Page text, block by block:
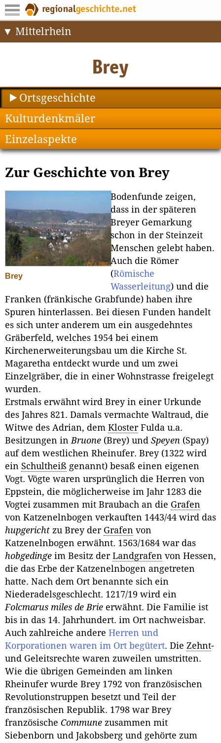
Mittelrhein
Ortsgeschichte
Kulturdenkmäler
Einzelaspekte
Zur Geschichte von Brey
Brey
Bodenfunde zeigen,
dass in der späteren
Breyer Gemarkung
schon in der Steinzeit
Menschen gelebt haben.
Auch die Römer
(Römische
Wasserleitung) und die
Franken (fränkische Grabfunde) haben ihre
Spuren hinterlassen. Bei diesen Funden handelt
es sich unter anderem um ein ausgedehntes
Gräberfeld, welches 1954 bei einem
Kirchenerweiterungsbau um die Kirche St.
Magaretha entdeckt wurde und um zwei
Einzelgräber, die in einer Wohnstrasse freigelegt
wurden.
Erstmals erwähnt wird Brey in einer Urkunde
des Jahres 821. Damals vermachte Waltraud, die
Witwe des Adrian, dem KlosterFulda u.a.
Besitzungen inBruone (Brey) und Speyen (Spay)
auf dem westlichen Rheinufer. Brey (1322 wird
ein Schultheiß genannt) besaß einen eigenen
Vogt. Vögte waren ursprünglich die Herren von
Eppstein, die möglicherweise im Jahr 1283 die
Vogtei zusammen mit Braubach an die Grafen
von Katzenelnbogen verkauften 1443/44 wird das
hupgericht zu Brey der Grafen von
Katzenelnbogen erwähnt. 1563/1684 war das
hobgedinge im Besitz der Landgrafen von Hessen,
die das Erbe der Katzenelnbogen angetreten
hatte. Nach dem Ort benannte sich ein
Niederadelsgeschlecht. 1217/19 wird ein
Folcmarus miles de Brie erwähnt. Die Familie ist
bis in das 14. Jahrhundert. im Ort nachweisbar.
Auch zahlreiche andere Herren und
Korporationen waren im Ort begütert. Die Zehnt-
und Geleitsrechte waren zuweilen umstritten.
Wie die übrigen Gemeinden am linken
Rheinufer wurde Brey 1792 von französischen
Revolutionstruppen besetzt und Teil der
französischen Republik. 1798 war Brey
französische Commune zusammen mit
Siebenborn und Jakobsberg und gehörte zum